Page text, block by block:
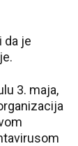
da je
3. maja,